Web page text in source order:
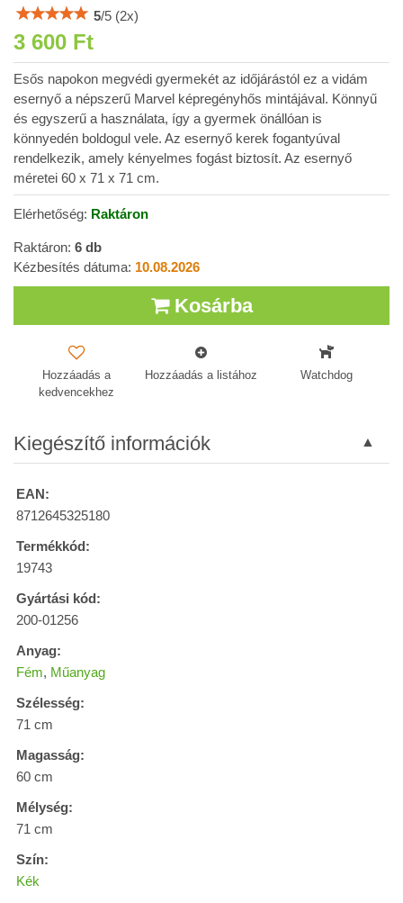
5/5 (2x)
3 600 Ft
Esős napokon megvédi gyermekét az időjárástól ez a vidám
esernyő a népszerű Marvel képregényhős mintájával. Könnyű
és egyszerű a használata, így a gyermek önállóan is
könnyedén boldogul vele. Az esernyő kerek fogantyúval
rendelkezik, amely kényelmes fogást biztosít. Az esernyő
méretei 60 x 71 x 71 cm.
Elérhetőség: Raktáron
Raktáron: 6 db
Kézbesítés dátuma: 10.08.2026
Kosárba
Hozzáadás a
kedvencekhez
Hozzáadás a listához Watchdog
Kiegészítő információk
EAN:
8712645325180
Termékkód:
19743
Gyártási kód:
200-01256
Anyag:
Fém, Műanyag
Szélesség:
71 cm
Magasság:
60 cm
Mélység:
71 cm
Szín:
Kék